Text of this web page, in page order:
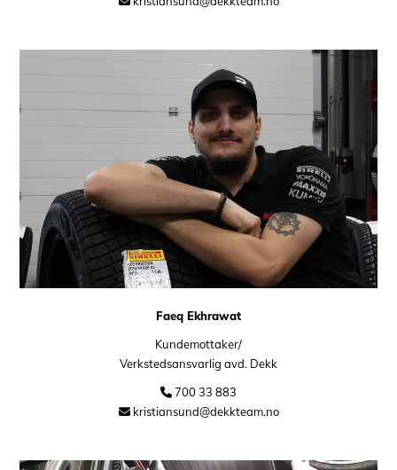
Faeq Ekhrawat
Kundemottaker/
Verkstedsansvarlig avd. Dekk
 700 33 883
kristiansund@dekkteam.no